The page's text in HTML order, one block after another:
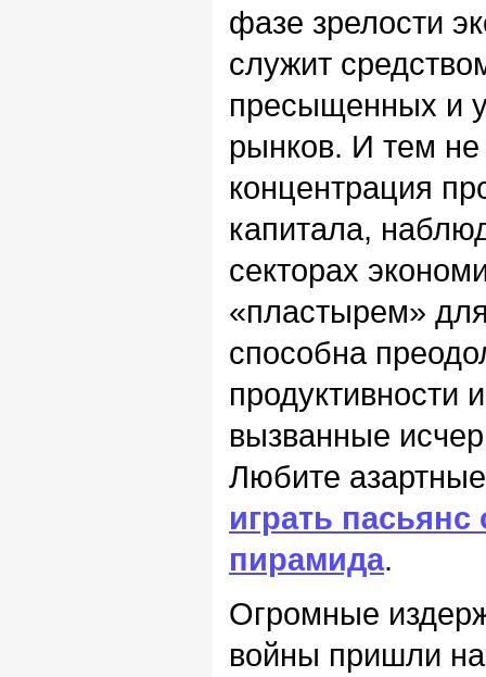
фазе зрелости
служит
пресыщенных и
рынков. И тем
концентрация
капитала,
секторах
«пластырем»
способна
продуктивности
вызванные
Любите
играть
пирамида.
Огромные
войны пришли